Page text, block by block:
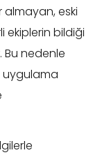
almayan, eski
ekiplerin bildiği
Bu nedenle
uygulama